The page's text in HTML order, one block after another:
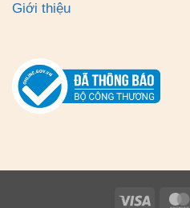
Giới thiệu
Visa